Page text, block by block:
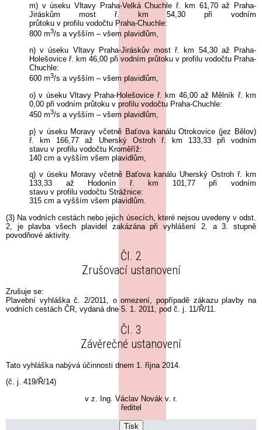
m) v úseku Vltavy Praha-Velká Chuchle ř. km 61,70 až Praha-
Jiráskům most ř. km 54,30 při vodním
průtoku v profilu vodočtu Praha-Chuchle:
800 m3/s a vyšším – všem plavidlům,
n) v úseku Vltavy Praha-Jiráskův most ř. km 54,30 až Praha-
Holešovice ř. km 46,00 při vodním průtoku v profilu vodočtu Praha-
Chuchle:
600 m3/s a vyšším – všem plavidlům,
o) v úseku Vltavy Praha-Holešovice ř. km 46,00 až Mělník ř. km
0,00 při vodním průtoku v profilu vodočtu Praha-Chuchle:
450 m3/s a vyšším – všem plavidlům,
p) v úseku Moravy včetně Baťova kanálu Otrokovice (jez Bělov)
ř. km 166,77 až Uherský Ostroh ř. km 133,33 při vodním
stavu v profilu vodočtu Kroměříž:
140 cm a vyšším všem plavidlům,
q) v úseku Moravy včetně Baťova kanálu Uherský Ostroh ř. km
133,33 až Hodonín ř. km 101,77 při vodním
stavu v profilu vodočtu Strážnice:
315 cm a vyšším všem plavidlům.
(3) Na vodních cestách nebo jejich úsecích, které nejsou uvedeny v odst.
2, je plavba všech plavidel zakázána při vyhlášení 2. a 3. stupně
povodňové aktivity.
Čl. 2
Zrušovací ustanovení
Zrušuje se:
Plavební vyhláška č. 2/2011, o omezení, popřípadě zákazu plavby na
vodních cestách ČR, vydaná dne 5. 1. 2011, pod č. j. 11/Ř/11.
Čl. 3
Závěrečné ustanovení
Tato vyhláška nabývá účinnosti dnem 1. října 2014.
(č. j. 419/Ř/14)
v z. Ing. Václav Novák v. r.
ředitel
Tisk